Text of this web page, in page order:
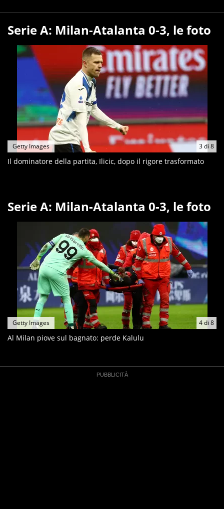
Serie A: Milan-Atalanta 0-3, le foto
3di 8
Getty Images
Il dominatore della partita, Ilicic, dopo il rigore trasformato
Serie A: Milan-Atalanta 0-3, le foto
4di 8
Getty Images
Al Milan piove sul bagnato: perde Kalulu